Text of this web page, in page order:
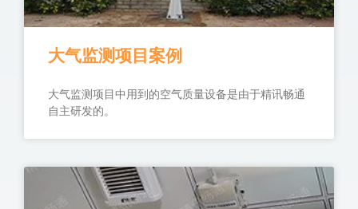
大气监测项目案例
大气监测项目中用到的空气质量设备是由于精讯畅通
自主研发的。